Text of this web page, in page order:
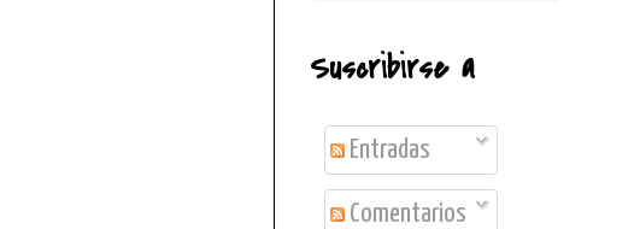
Suscribirse a
Entradas
Comentarios